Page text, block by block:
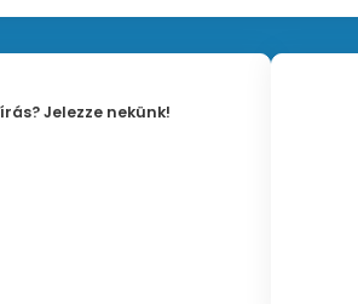
sztereó felvételeket, valamint
megfigyelő rendszeréhez
vagy digitális hálózati hidakhoz
vagy más MIDI-berendezések
Ins", ingyenesen letölthető a
Jelezze nekünk!